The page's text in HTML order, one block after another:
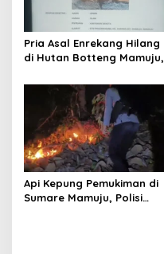
Pria Asal Enrekang Hilang
di Hutan Botteng Mamuju,
Kelaparan ke Istri
Api Kepung Pemukiman di
Sumare Mamuju, Polisi